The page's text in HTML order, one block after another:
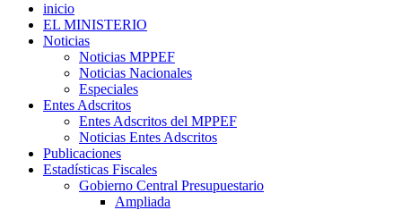
inicio
EL MINISTERIO
Noticias
Noticias MPPEF
Noticias Nacionales
Especiales
Entes Adscritos
Entes Adscritos del MPPEF
Noticias Entes Adscritos
Publicaciones
Estadísticas Fiscales
Gobierno Central Presupuestario
Ampliada